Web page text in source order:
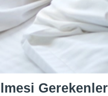
Gerekenler